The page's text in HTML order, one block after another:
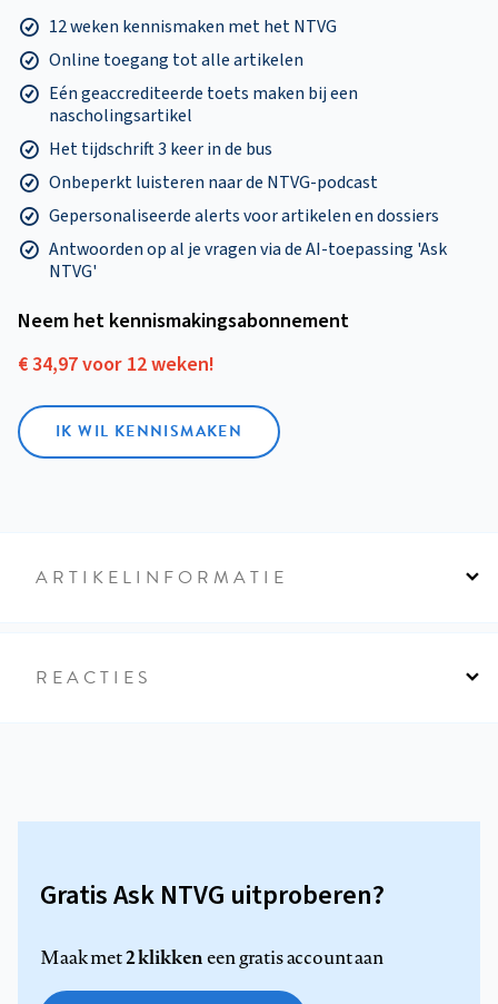
12 weken kennismaken met het NTVG
Online toegang tot alle artikelen
Eén geaccrediteerde toets maken bij een
nascholingsartikel
Het tijdschrift 3 keer in de bus
Onbeperkt luisteren naar de NTVG-podcast
Gepersonaliseerde alerts voor artikelen en dossiers
Antwoorden op al je vragen via de AI-toepassing 'Ask
NTVG'
Neem het kennismakings­abonnement
€ 34,97 voor 12 weken!
IK WIL KENNISMAKEN
ARTIKELINFORMATIE
REACTIES
Gratis Ask NTVG uitproberen?
Maak met2 klikkeneen gratis account aan